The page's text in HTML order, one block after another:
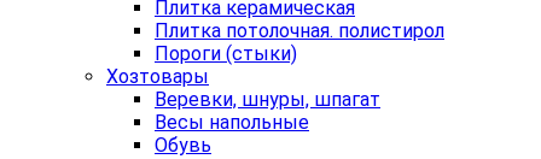
Плитка керамическая
Плитка потолочная. полистирол
Пороги (стыки)
Хозтовары
Веревки, шнуры, шпагат
Весы напольные
Обувь